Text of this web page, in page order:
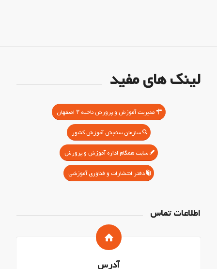
لینک های مفید
مدیریت آموزش و پرورش ناحیه ۳ اصفهان
سازمان سنجش آموزش کشور
سایت همگام اداره آموزش و پرورش
دفتر انتشارات و فناوری آموزشی
اطلاعات تماس
آدرس